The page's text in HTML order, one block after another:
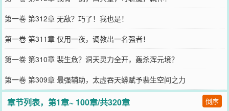
第一卷 第312章 无敌？巧了！我也是！
第一卷 第311章 仅用一夜，调教出一名强者！
第一卷 第310章 裴生危？洞天灵力全开，轰杀浑元境？
第一卷 第309章 最强辅助，太虚吞天蟒赋予裴生空间之力
章节列表，第1章~ 100章/共320章 倒序